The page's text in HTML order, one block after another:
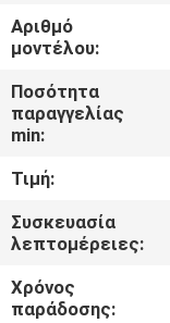
ΠΟΙΟΤΙΚΌΣ
ΈΛΕΓΧΟΣ
ΕΛΆΤΕ
ΣΕ
ΕΠΑΦΉ
ΜΕ
Αριθμό
μοντέλου:
Ποσότητα
παραγγελίας
min:
Τιμή:
Συσκευασία
λεπτομέρειες:
Χρόνος
παράδοσης: